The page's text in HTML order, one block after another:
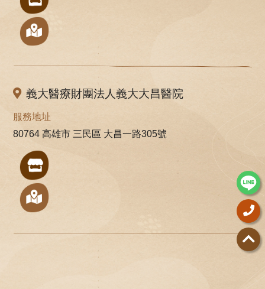
義大醫療財團法人義大大昌醫院
服務地址
80764 高雄市 三民區 大昌一路305號